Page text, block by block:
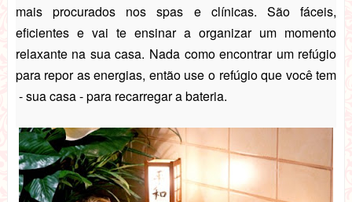
mais procurados nos spas e clínicas. São fáceis,
eficientes e vai te ensinar a organizar um momento
relaxante na sua casa. Nada como encontrar um refúgio
para repor as energias, então use o refúgio que você tem
- sua casa - para recarregar a bateria.